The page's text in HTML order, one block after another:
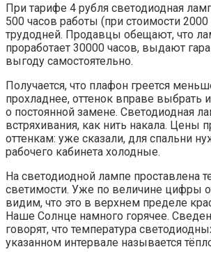
При тарифе 4 рубля светодиодная
500 часов работы (при стоимости
трудодней. Продавцы обещают, что
проработает 30000 часов, выдают
выгоду самостоятельно.
Получается, что плафон греется
прохладнее, оттенок вправе выбрать
о постоянной замене. Светодиодная
встряхивания, как нить накала. Цены
оттенкам: уже сказали, для спальни
рабочего кабинета холодные.
На светодиодной лампе проставлена
светимости. Уже по величине цифры
видим, что это в верхнем пределе
Наше Солнце намного горячее.
говорят, что температура
указанном интервале называется